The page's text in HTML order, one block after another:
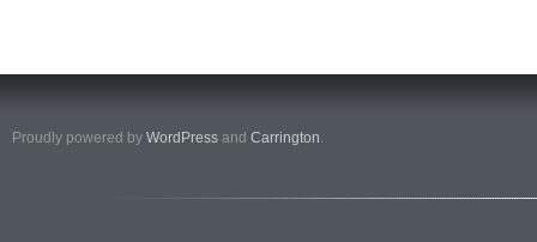
Proudly powered by WordPress and Carrington